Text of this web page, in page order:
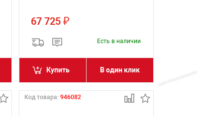
67 725₽
Есть в наличии
Купить В один клик
Код товара:946082